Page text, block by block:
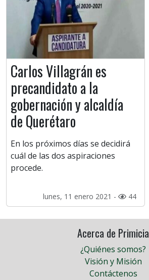
Carlos Villagrán es
precandidato a la
gobernación y alcaldía
de Querétaro
En los próximos días se decidirá
cuál de las dos aspiraciones
procede.
lunes, 11 enero 2021 - 44
Acerca de Primicia
¿Quiénes somos?
Visión y Misión
Contáctenos